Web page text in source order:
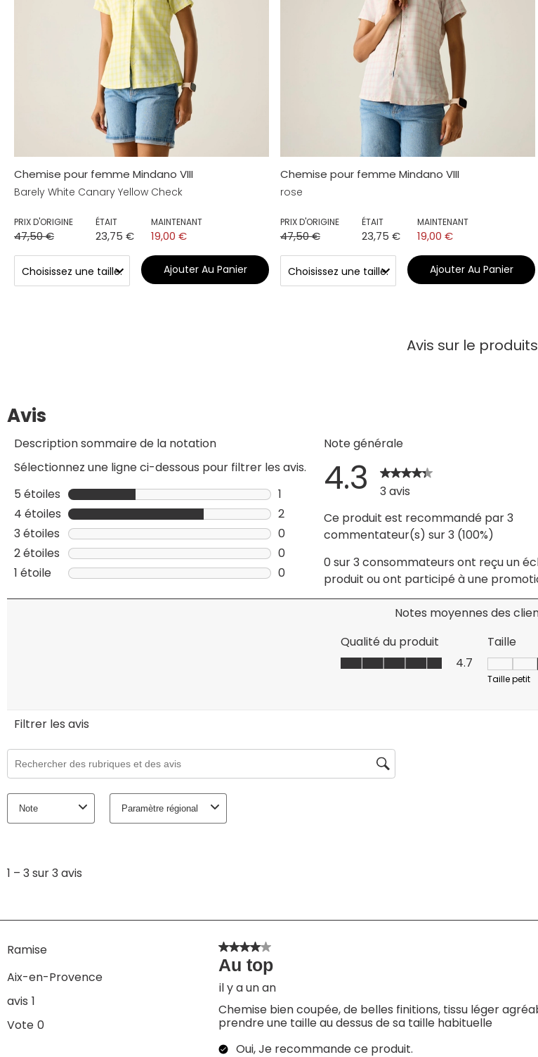
Chemise pour femme Mindano VIII
Barely White Canary Yellow Check
PRIX D'ORIGINE
47,50 €
ÉTAIT
23,75 €
MAINTENANT
19,00 €
Ajouter Au Panier
Chemise pour femme Mindano VIII
rose
PRIX D'ORIGINE
47,50 €
ÉTAIT
23,75 €
MAINTENANT
19,00 €
Ajouter Au Panier
Avis sur le produits